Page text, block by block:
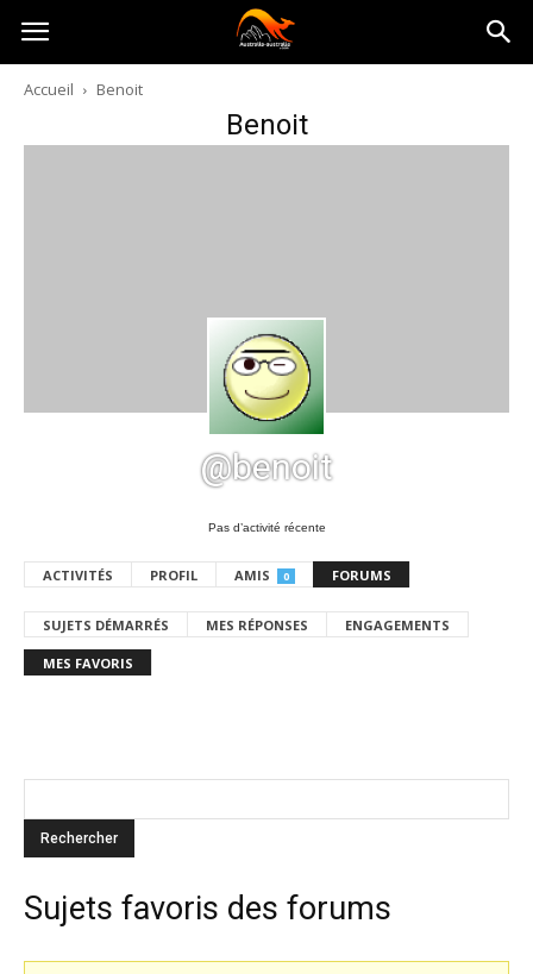
Australia-
australie.com
Accueil Benoit
Benoit
@benoit
Pas d’activité récente
ACTIVITÉS PROFIL AMIS 0 FORUMS
SUJETS DÉMARRÉS MES RÉPONSES ENGAGEMENTS
MES FAVORIS
Sujets favoris des forums